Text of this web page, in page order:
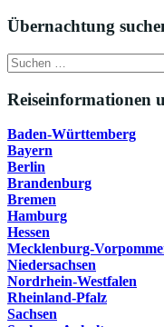
Übernachtung
Suche
nach:
Baden-Württemberg
Bayern
Berlin
Brandenburg
Bremen
Hamburg
Hessen
Mecklenburg-
Niedersachsen
Nordrhein-Westfalen
Rheinland-Pfalz
Sachsen